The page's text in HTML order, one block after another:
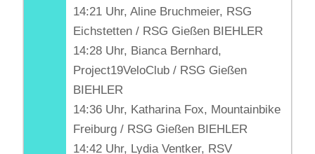
14:21 Uhr, Aline Bruchmeier, RSG
Eichstetten / RSG Gießen BIEHLER
14:28 Uhr, Bianca Bernhard,
Project19VeloClub / RSG Gießen
BIEHLER
14:36 Uhr, Katharina Fox, Mountainbike
Freiburg / RSG Gießen BIEHLER
14:42 Uhr, Lydia Ventker, RSV